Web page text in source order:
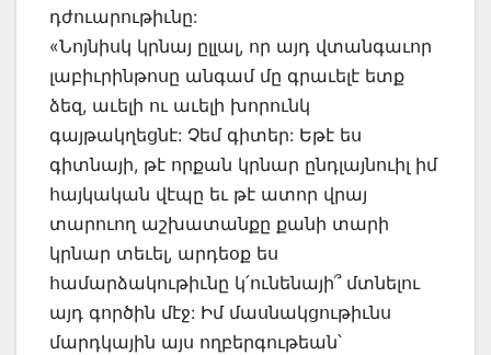
դժուարութիւնը:
«Նոյնիսկ կրնայ ըլլալ, որ այդ վտանգաւոր
լաբիւրինթոսը անգամ մը գրաւելէ ետք
ձեզ, աւելի ու աւելի խորունկ
գայթակղեցնէ: Չեմ գիտեր: Եթէ ես
գիտնայի, թէ որքան կրնար ընդլայնուիլ իմ
հայկական վէպը եւ թէ ատոր վրայ
տարուող աշխատանքը քանի տարի
կրնար տեւել, արդեօք ես
համարձակութիւնը կ՛ունենայի՞ մտնելու
այդ գործին մէջ: Իմ մասնակցութիւնս
մարդկային այս ողբերգութեան՝